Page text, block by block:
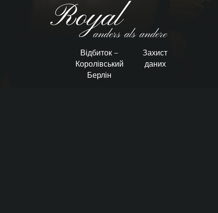
Відбиток –
Королівський
Берлін
Захист
даних